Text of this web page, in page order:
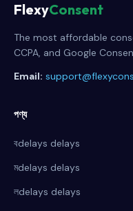
FlexyConsent
The most affordable
CCPA, and Google
Email:
পণ্য
বdelays delays
মdelays delays
লdelays delays